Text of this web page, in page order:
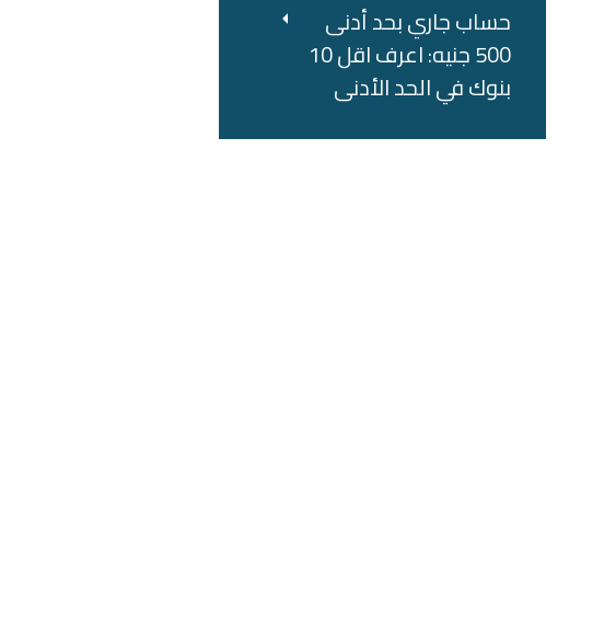
حساب جاري بحد أدنى
500 جنيه: اعرف اقل 10
بنوك في الحد الأدنى